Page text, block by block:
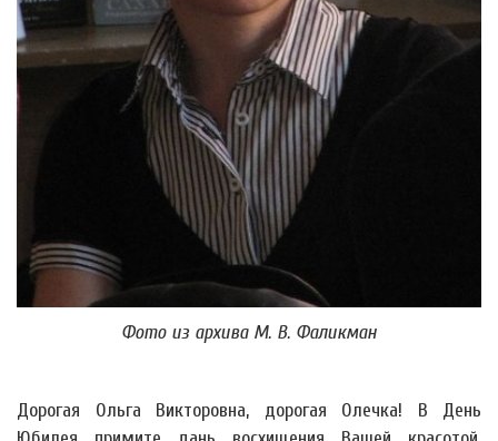
Фото из архива М. В. Фаликман
Дорогая Ольга Викторовна, дорогая Олечка! В День